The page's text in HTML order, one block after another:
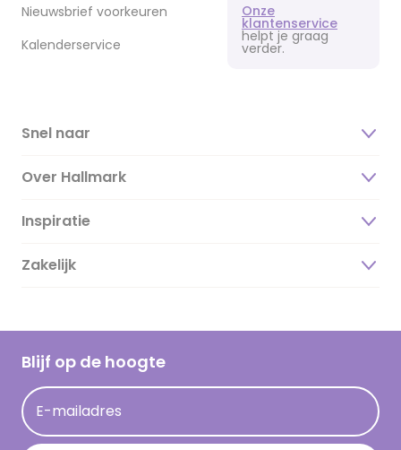
Nieuwsbrief voorkeuren
Kalenderservice
Onze
klantenservice
helpt je graag
verder.
Snel naar
Over Hallmark
Over ons
Duurzaamheid
Hallmark Kaartclub
Acties
Persberichten
Inspiratie
Magazine
Cadeau inspiratie
Kaartinspiratie
Zakelijk
Blijf op de hoogte
E-mailadres